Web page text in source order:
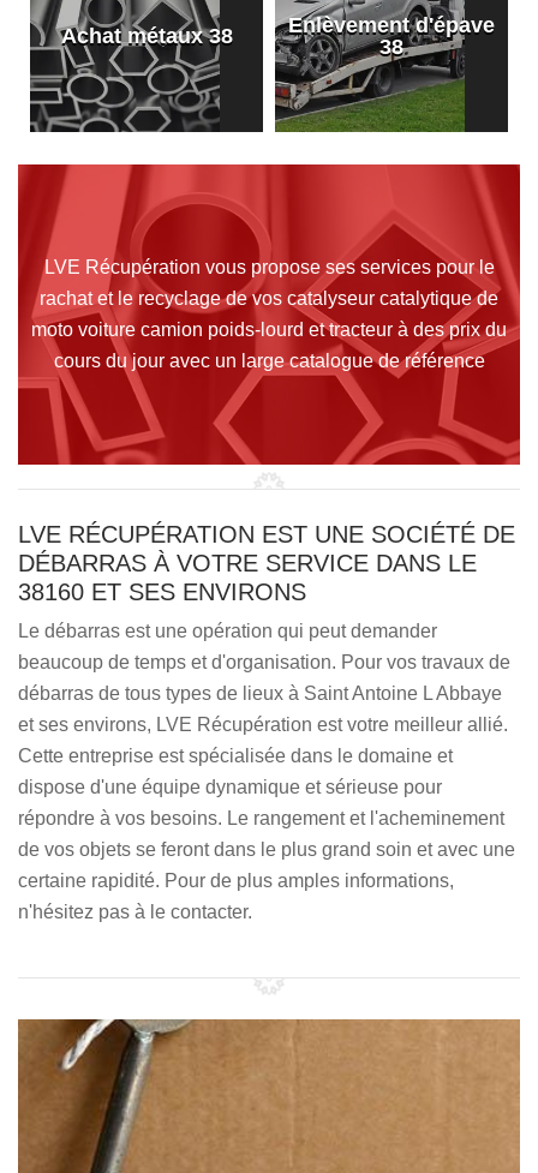
Achat métaux 38
Enlèvement d'épave
38
LVE Récupération vous propose ses services pour le
rachat et le recyclage de vos catalyseur catalytique de
moto voiture camion poids-lourd et tracteur à des prix du
cours du jour avec un large catalogue de référence
LVE RÉCUPÉRATION EST UNE SOCIÉTÉ DE
DÉBARRAS À VOTRE SERVICE DANS LE
38160 ET SES ENVIRONS
Le débarras est une opération qui peut demander
beaucoup de temps et d'organisation. Pour vos travaux de
débarras de tous types de lieux à Saint Antoine L Abbaye
et ses environs, LVE Récupération est votre meilleur allié.
Cette entreprise est spécialisée dans le domaine et
dispose d'une équipe dynamique et sérieuse pour
répondre à vos besoins. Le rangement et l'acheminement
de vos objets se feront dans le plus grand soin et avec une
certaine rapidité. Pour de plus amples informations,
n'hésitez pas à le contacter.